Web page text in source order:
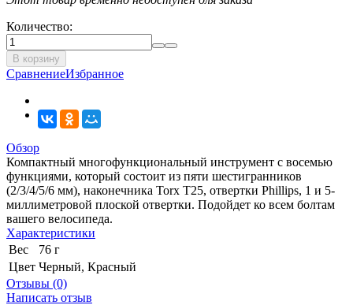
Количество:
В корзину
СравнениеИзбранное
Обзор
Компактный многофункциональный инструмент с восемью
функциями, который состоит из пяти шестигранников
(2/3/4/5/6 мм), наконечника Torx Т25, отвертки Phillips, 1 и 5-
миллиметровой плоской отвертки. Подойдет ко всем болтам
вашего велосипеда.
Характеристики
Вес
76 г
Цвет Черный, Красный
Отзывы (0)
Написать отзыв